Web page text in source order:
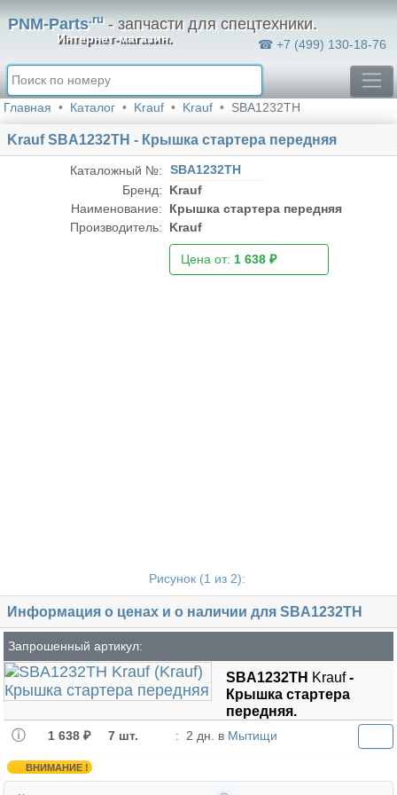
PNM-Parts.ru- запчасти для спецтехники.
Интернет-магазин. ☎ +7 (499) 130-18-76
Главная Каталог Krauf Krauf SBA1232TH
Krauf SBA1232TH - Крышка стартера передняя
Каталожный №:
SBA1232TH
Бренд:
Krauf
Наименование:
Крышка стартера передняя
Производитель:
Krauf
Цена от: 1 638 ₽
Рисунок (1 из 2):
Информация о ценах и о наличии для SBA1232TH
Запрошенный артикул:
SBA1232TH Krauf-
Крышка стартера
передняя.
1 638 ₽ 7 шт. : 2 дн. в Мытищи
ВНИМАНИЕ !